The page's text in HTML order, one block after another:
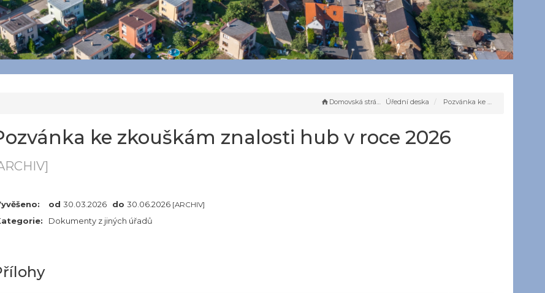
Domovská stránka Úřední deska Pozvánka ke zkouškám znalosti hub v roce 2026
ke zkouškám znalosti hub v roce 2026
od 30.03.2026 do 30.06.2026 [ARCHIV]
Dokumenty z jiných úřadů